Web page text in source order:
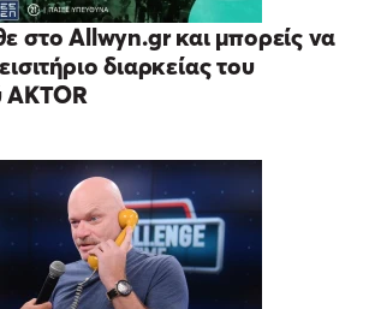
στο Allwyn.gr και μπορείς να
διαρκείας του
AKTOR